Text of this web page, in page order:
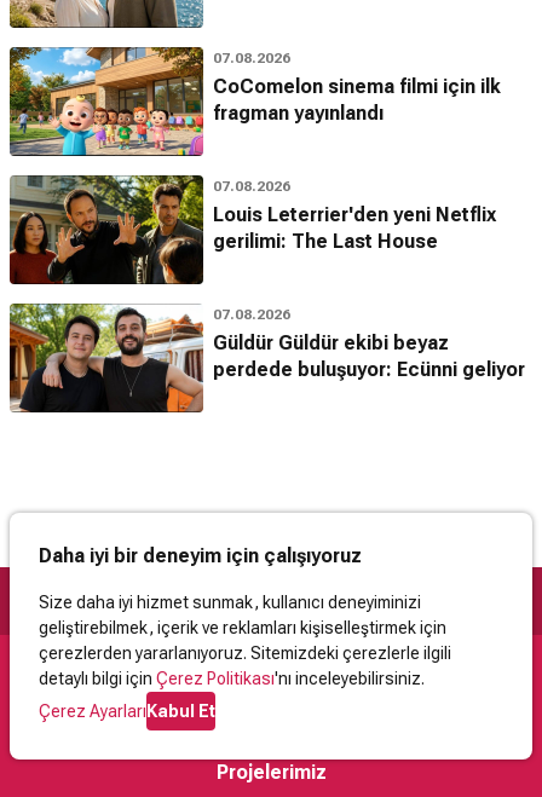
07.08.2026
CoComelon sinema filmi için ilk
fragman yayınlandı
07.08.2026
Louis Leterrier'den yeni Netflix
gerilimi: The Last House
07.08.2026
Güldür Güldür ekibi beyaz
perdede buluşuyor: Ecünni geliyor
Daha iyi bir deneyim için çalışıyoruz
Size daha iyi hizmet sunmak, kullanıcı deneyiminizi
geliştirebilmek, içerik ve reklamları kişiselleştirmek için
çerezlerden yararlanıyoruz. Sitemizdeki çerezlerle ilgili
detaylı bilgi için Çerez Politikası'nı inceleyebilirsiniz.
Çerez AyarlarıKabul Et
Destek
İletişimYardımKullanıcı Sözleşmesi
Projelerimiz